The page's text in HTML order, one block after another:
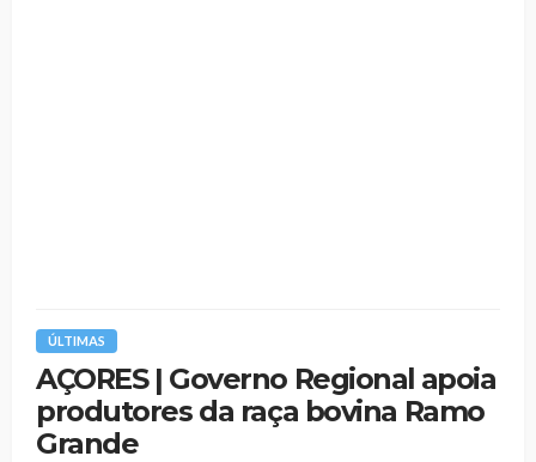
ÚLTIMAS
AÇORES | Governo Regional apoia
produtores da raça bovina Ramo
Grande